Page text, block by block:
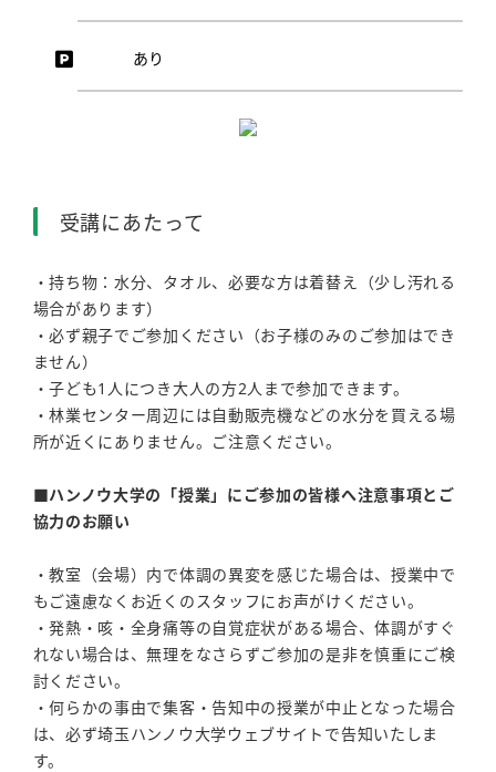
あり
受講にあたって
・持ち物：水分、タオル、必要な方は着替え（少し汚れる
場合があります）
・必ず親子でご参加ください（お子様のみのご参加はでき
ません）
・子ども1人につき大人の方2人まで参加できます。
・林業センター周辺には自動販売機などの水分を買える場
所が近くにありません。ご注意ください。
■ハンノウ大学の「授業」にご参加の皆様へ注意事項とご
協力のお願い
・教室（会場）内で体調の異変を感じた場合は、授業中で
もご遠慮なくお近くのスタッフにお声がけください。
・発熱・咳・全身痛等の自覚症状がある場合、体調がすぐ
れない場合は、無理をなさらずご参加の是非を慎重にご検
討ください。
・何らかの事由で集客・告知中の授業が中止となった場合
は、必ず埼玉ハンノウ大学ウェブサイトで告知いたしま
す。